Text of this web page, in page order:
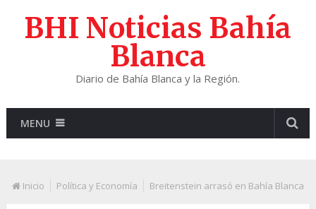
BHI Noticias Bahía
Blanca
Diario de Bahía Blanca y la Región.
MENU
Inicio Política y Economía Breitenstein arrasó en Bahía Blanca